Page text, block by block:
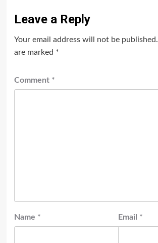
Leave a Reply
Your email address will not be published.
are marked *
Comment *
Name * Email *